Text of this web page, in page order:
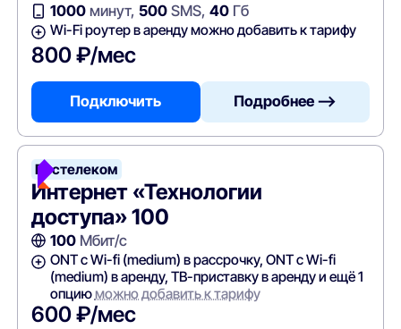
1000минут, 500SMS, 40Гб
Wi-Fi роутер в аренду можно добавить к тарифу
800 ₽/мес
Подключить Подробнее —>
Ростелеком
Интернет «Технологии
доступа» 100
100Мбит/с
ONT c Wi-fi (medium) в рассрочку, ONT c Wi-fi
(medium) в аренду, ТВ-приставку в аренду и ещё 1
опциюможно добавить к тарифу
600 ₽/мес